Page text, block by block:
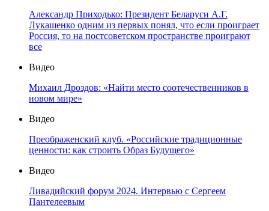
Александр Приходько: Президент Беларуси А.Г.
Лукашенко одним из первых понял, что если проиграет
Россия, то на постсоветском пространстве проиграют
все
Видео
Михаил Дроздов: «Найти место соотечественников в
новом мире»
Видео
Преображенский клуб. «Российские традиционные
ценности: как строить Образ Будущего»
Видео
Ливадийский форум 2024. Интервью с Сергеем
Пантелеевым